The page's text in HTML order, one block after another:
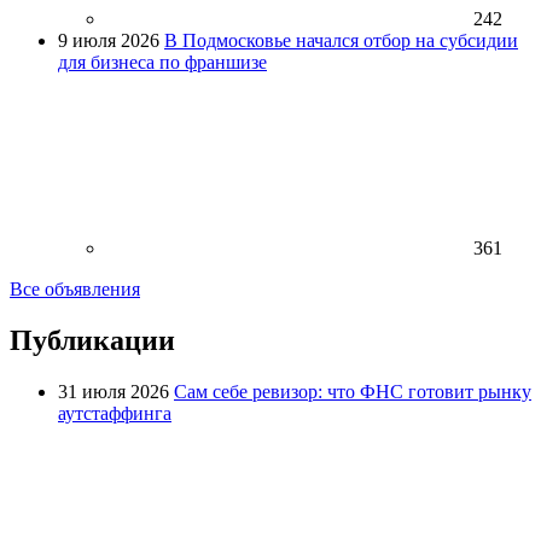
242
9 июля 2026 В Подмосковье начался отбор на субсидии
для бизнеса по франшизе
361
Все объявления
Публикации
31 июля 2026 Сам себе ревизор: что ФНС готовит рынку
аутстаффинга